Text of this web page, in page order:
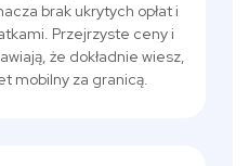
brak ukrytych opłat i
Przejrzyste ceny i
że dokładnie wiesz,
mobilny za granicą.